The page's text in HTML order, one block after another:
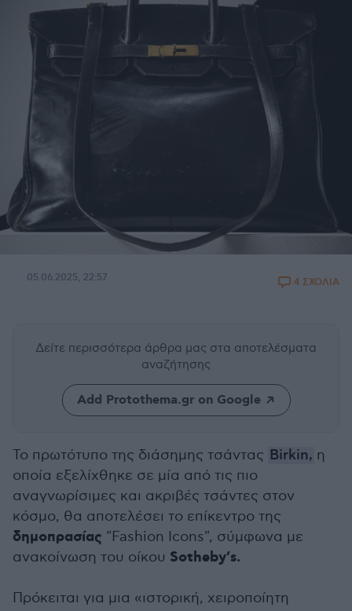
05.06.2025, 22:57 4 ΣΧΟΛΙΑ
Δείτε περισσότερα άρθρα μας στα αποτελέσματα
αναζήτησης
Add Protothema.gr on Google
Το πρωτότυπο της διάσημης τσάντας Birkin, η
οποία εξελίχθηκε σε μία από τις πιο
αναγνωρίσιμες και ακριβές τσάντες στον
κόσμο, θα αποτελέσει το επίκεντρο της
δημοπρασίας "Fashion Icons", σύμφωνα με
ανακοίνωση του οίκου Sotheby’s.
Πρόκειται για μια «ιστορική, χειροποίητη